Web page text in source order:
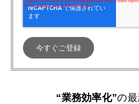
“業務効率化”の